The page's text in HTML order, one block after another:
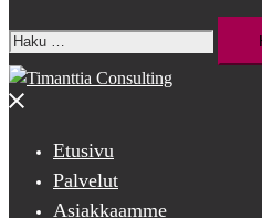
Haku:
Close
Etusivu
Palvelut
Asiakkaamme